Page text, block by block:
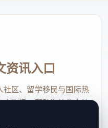
资讯入口
社区、留学移民与国际热
文资讯，帮助海外华人快